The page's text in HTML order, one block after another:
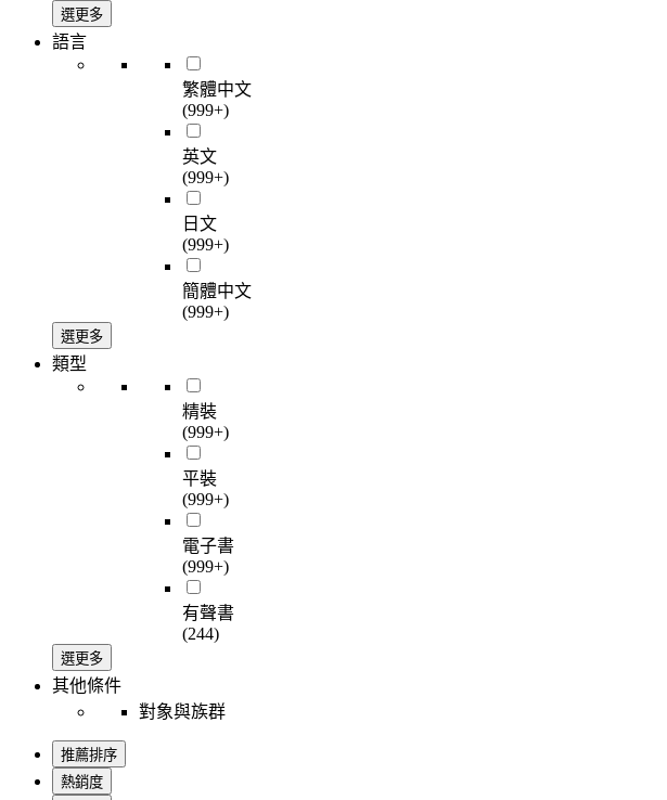
選更多
語言
繁體中文
(999+)
英文
(999+)
日文
(999+)
簡體中文
(999+)
選更多
類型
精裝
(999+)
平裝
(999+)
電子書
(999+)
有聲書
(244)
選更多
其他條件
對象與族群
推薦排序
熱銷度